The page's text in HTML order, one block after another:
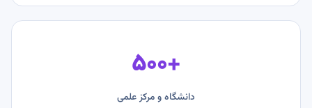
+۵۰۰
دانشگاه و مرکز علمی